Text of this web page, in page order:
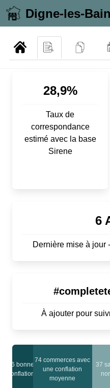
Digne-les-
28,9%
Taux de
correspondance
estimé avec la base
Sirene
6
Dernière mise à jour
À ajouter pour
26 bonnes
conflations
74 commerces avec
une conflation
moyenne
37